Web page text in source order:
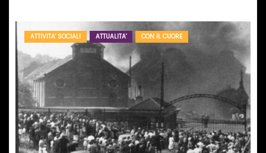
ATTIVITA' SOCIALI ATTUALITA' CON IL CUORE